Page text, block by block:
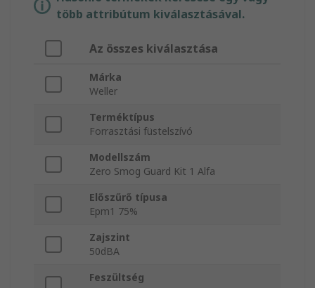
több attribútum kiválasztásával.
Az összes kiválasztása
Márka
Weller
Terméktípus
Forrasztási füstelszívó
Modellszám
Zero Smog Guard Kit 1 Alfa
Előszűrő típusa
Epm1 75%
Zajszint
50dBA
Feszültség